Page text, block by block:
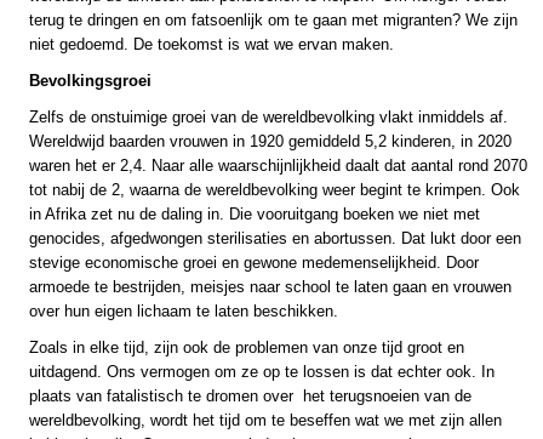
terug te dringen en om fatsoenlijk om te gaan met migranten? We zijn
niet gedoemd. De toekomst is wat we ervan maken.
Bevolkingsgroei
Zelfs de onstuimige groei van de wereldbevolking vlakt inmiddels af.
Wereldwijd baarden vrouwen in 1920 gemiddeld 5,2 kinderen, in 2020
waren het er 2,4. Naar alle waarschijnlijkheid daalt dat aantal rond 2070
tot nabij de 2, waarna de wereldbevolking weer begint te krimpen. Ook
in Afrika zet nu de daling in. Die vooruitgang boeken we niet met
genocides, afgedwongen sterilisaties en abortussen. Dat lukt door een
stevige economische groei en gewone medemenselijkheid. Door
armoede te bestrijden, meisjes naar school te laten gaan en vrouwen
over hun eigen lichaam te laten beschikken.
Zoals in elke tijd, zijn ook de problemen van onze tijd groot en
uitdagend. Ons vermogen om ze op te lossen is dat echter ook. In
plaats van fatalistisch te dromen over het terugsnoeien van de
wereldbevolking, wordt het tijd om te beseffen wat we met zijn allen